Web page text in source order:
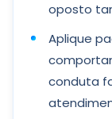
oposto
Aplique
conduta